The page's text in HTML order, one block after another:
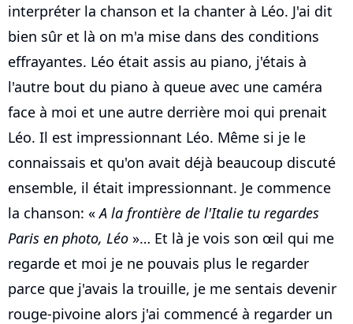
interpréter la chanson et la chanter à Léo. J'ai dit
bien sûr et là on m'a mise dans des conditions
effrayantes. Léo était assis au piano, j'étais à
l'autre bout du piano à queue avec une caméra
face à moi et une autre derrière moi qui prenait
Léo. Il est impressionnant Léo. Même si je le
connaissais et qu'on avait déjà beaucoup discuté
ensemble, il était impressionnant. Je commence
la chanson: «A la frontière de l'Italie tu regardes
Paris en photo, Léo »… Et là je vois son œil qui me
regarde et moi je ne pouvais plus le regarder
parce que j'avais la trouille, je me sentais devenir
rouge-pivoine alors j'ai commencé à regarder un